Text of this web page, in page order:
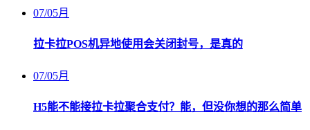
07/05月
拉卡拉POS机异地使用会关闭封号，是真的
07/05月
H5能不能接拉卡拉聚合支付？能，但没你想的那么简单